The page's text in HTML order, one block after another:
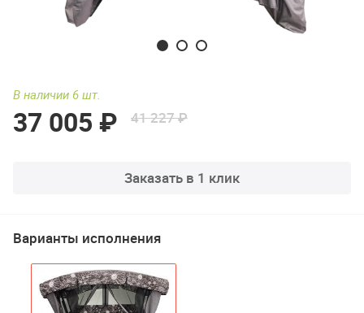
В наличии 6 шт.
37 005 ₽ 41 227 ₽
Заказать в 1 клик
Варианты исполнения